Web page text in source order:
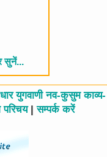
सुनें...
युगवाणी नव-कुसुम काव्य-
परिचय|सम्पर्क करें